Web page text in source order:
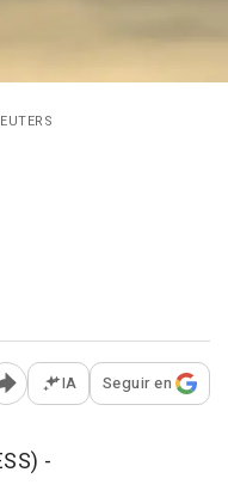
Abrir opciones para
IA Seguir en
-